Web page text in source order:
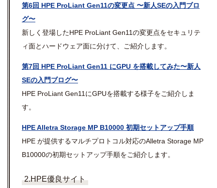
第6回 HPE ProLiant Gen11の変更点 〜新人SEの入門ブロ
グ〜
新しく登場したHPE ProLiant Gen11の変更点をセキュリテ
ィ面とハードウェア面に分けて、ご紹介します。
第7回 HPE ProLiant Gen11 にGPU を搭載してみた〜新人
SEの入門ブログ〜
HPE ProLiant Gen11にGPUを搭載する様子をご紹介しま
す。
HPE Alletra Storage MP B10000 初期セットアップ手順
HPE が提供するマルチプロトコル対応のAlletra Storage MP
B10000の初期セットアップ手順をご紹介します。
2.HPE優良サイト